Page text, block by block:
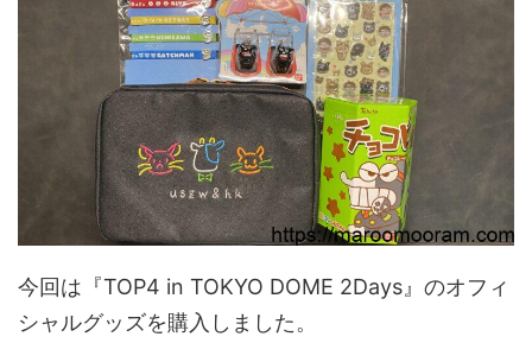
今回は『TOP4 in TOKYO DOME 2Days』のオフィ
シャルグッズを購入しました。